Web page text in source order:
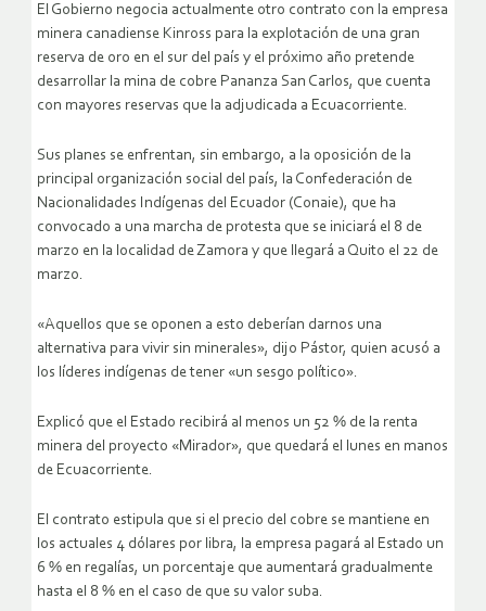
El Gobierno negocia actualmente otro contrato con la empresa
minera canadiense Kinross para la explotación de una gran
reserva de oro en el sur del país y el próximo año pretende
desarrollar la mina de cobre Pananza San Carlos, que cuenta
con mayores reservas que la adjudicada a Ecuacorriente.
Sus planes se enfrentan, sin embargo, a la oposición de la
principal organización social del país, la Confederación de
Nacionalidades Indígenas del Ecuador (Conaie), que ha
convocado a una marcha de protesta que se iniciará el 8 de
marzo en la localidad de Zamora y que llegará a Quito el 22 de
marzo.
«Aquellos que se oponen a esto deberían darnos una
alternativa para vivir sin minerales», dijo Pástor, quien acusó a
los líderes indígenas de tener «un sesgo político».
Explicó que el Estado recibirá al menos un 52 % de la renta
minera del proyecto «Mirador», que quedará el lunes en manos
de Ecuacorriente.
El contrato estipula que si el precio del cobre se mantiene en
los actuales 4 dólares por libra, la empresa pagará al Estado un
6 % en regalías, un porcentaje que aumentará gradualmente
hasta el 8 % en el caso de que su valor suba.